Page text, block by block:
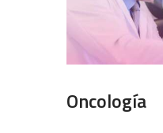
Oncología